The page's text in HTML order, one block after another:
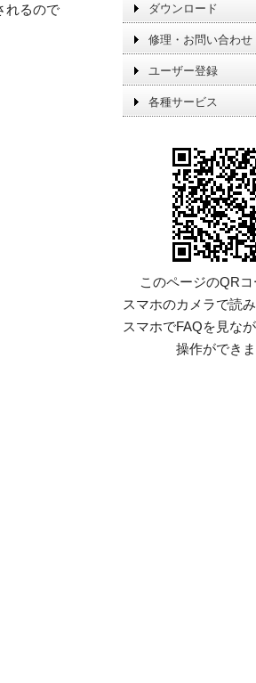
れるので
ダウンロード
修理・お問い合わせ
ユーザー登録
各種サービス
このページのQRコ
スマホのカメラで読み
スマホでFAQを見な
操作ができま